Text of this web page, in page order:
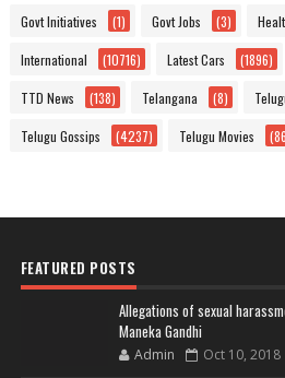
Govt Initiatives (1) Govt Jobs (3)
International (10716) Latest Cars (1896)
TTD News (138) Telangana (8)
Telugu Gossips (4237) Telugu Movies
FEATURED POSTS
Allegations of sexual
Maneka Gandhi
Admin Oct 10, 2018